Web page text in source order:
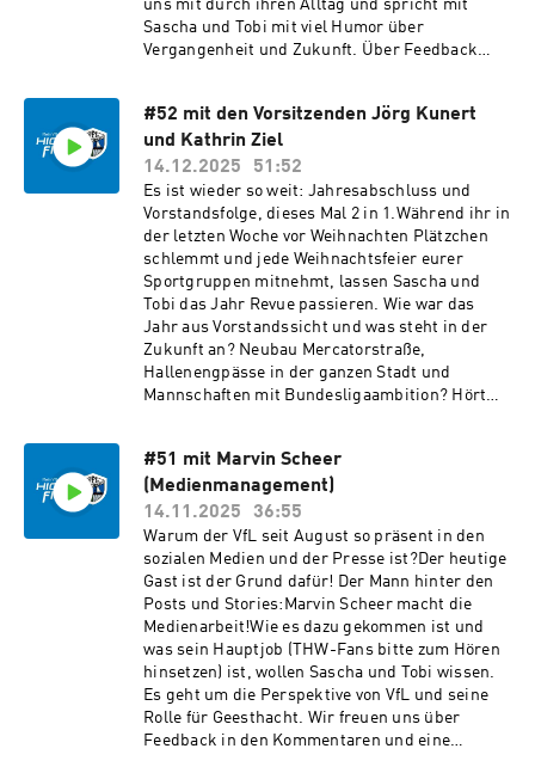
uns mit durch ihren Alltag und spricht mit
Sascha und Tobi mit viel Humor über
Vergangenheit und Zukunft. Über Feedback
beim Hören!#meinvfl #highfive
#52 mit den Vorsitzenden Jörg Kunert
und Kathrin Ziel
14.12.2025
51:52
Es ist wieder so weit: Jahresabschluss und
Vorstandsfolge, dieses Mal 2 in 1.Während ihr in
der letzten Woche vor Weihnachten Plätzchen
schlemmt und jede Weihnachtsfeier eurer
Sportgruppen mitnehmt, lassen Sascha und
Tobi das Jahr Revue passieren. Wie war das
Jahr aus Vorstandssicht und was steht in der
Zukunft an? Neubau Mercatorstraße,
Hallenengpässe in der ganzen Stadt und
Mannschaften mit Bundesligaambition? Hört
Bewertung auf eurer Podcast-App. Ihr erreicht
uns auch unter podcast@vfl-geesthacht.de.Viel
Spaß beim Hören!#highfive #meinvfl
#51 mit Marvin Scheer
(Medienmanagement)
14.11.2025
36:55
Warum der VfL seit August so präsent in den
sozialen Medien und der Presse ist?Der heutige
Gast ist der Grund dafür! Der Mann hinter den
Posts und Stories:Marvin Scheer macht die
Medienarbeit!Wie es dazu gekommen ist und
was sein Hauptjob (THW-Fans bitte zum Hören
hinsetzen) ist, wollen Sascha und Tobi wissen.
Es geht um die Perspektive von VfL und seine
Rolle für Geesthacht. Wir freuen uns über
Feedback in den Kommentaren und eine